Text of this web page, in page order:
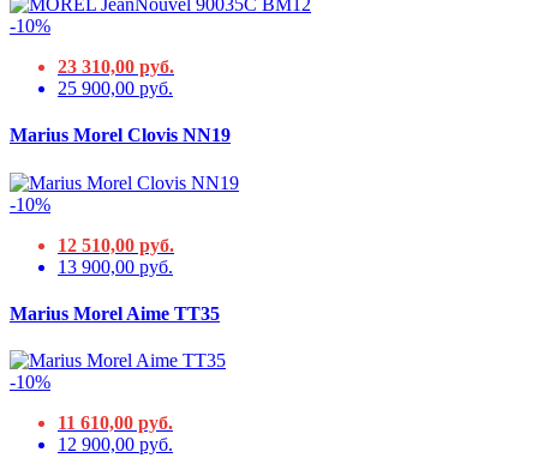
-10%
23 310,00 руб.
25 900,00 руб.
Marius Morel Clovis NN19
-10%
12 510,00 руб.
13 900,00 руб.
Marius Morel Aime TT35
-10%
11 610,00 руб.
12 900,00 руб.